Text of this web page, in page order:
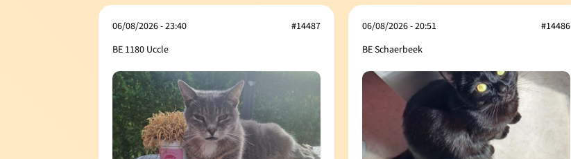
06/08/2026 - 23:40
BE 1180 Uccle
#14487
06/08/2026 - 20:51
BE Schaerbeek
#14486